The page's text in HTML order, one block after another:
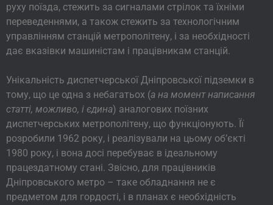
руху поїзда, стежить за сигналами стрілок та їхніми
переведеннями, а також стежить за технологічним
управлінням станцій метрополітену, і за необхідності
дає вказівки машиністам і працівникам станцій.
Унікальність диспетчерської Дніпровської підземки в
тому, що це одна з небагатьох (а на момент написання
статті, можливо, і єдина) аналогових поїзних
диспетчерських метрополітену, що функціонують. Її
розробили 1962 року, і реалізували на цьому об’єкті
1980 року, і вона досі перебуває в ідеальному
працездатному стані. Звісно, для працівників
Дніпровського метро – таке обладнання не є
предметом для гордості, і в планах є необхідність